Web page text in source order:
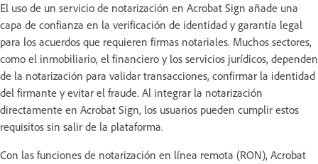
El uso de un servicio de notarización en Acrobat Sign añade una
capa de confianza en la verificación de identidad y garantía legal
para los acuerdos que requieren firmas notariales. Muchos sectores,
como el inmobiliario, el financiero y los servicios jurídicos, dependen
de la notarización para validar transacciones, confirmar la identidad
del firmante y evitar el fraude. Al integrar la notarización
directamente en Acrobat Sign, los usuarios pueden cumplir estos
requisitos sin salir de la plataforma.
Con las funciones de notarización en línea remota (RON), Acrobat